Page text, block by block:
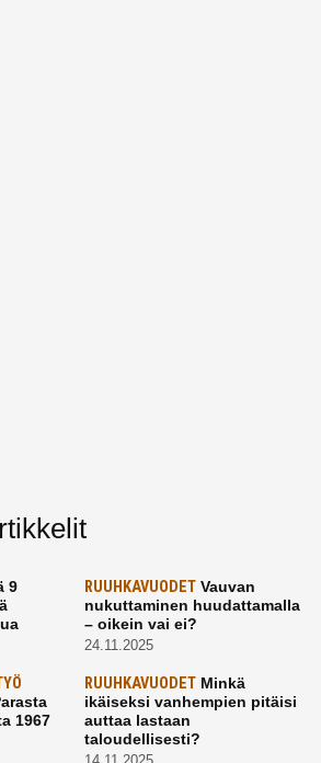
9
RUUHKAVUODETVauvan
nukuttaminen huudattamalla
– oikein vai ei?
24.11.2025
1967
RUUHKAVUODETMinkä
ikäiseksi vanhempien pitäisi
auttaa lastaan
taloudellisesti?